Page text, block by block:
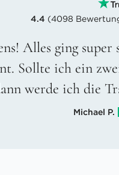
4.4 (4098
Alles ging
Sollte ich ein
werde ich die
Michael P.